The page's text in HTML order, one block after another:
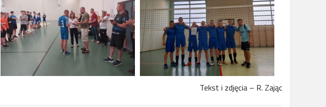
Tekst i zdjęcia – R. Zając